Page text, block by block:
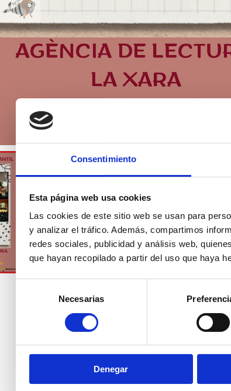
Consentimiento
Esta página web usa cookies
Las cookies de este sitio web se usan para
y analizar el tráfico. Además, compartimos
redes sociales, publicidad y análisis web,
que hayan recopilado a partir del uso que haya
consentimiento
Necesarias
Denegar